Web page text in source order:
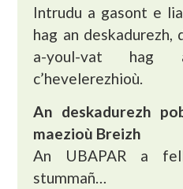
Intrudu a gasont e
hag an deskadurezh,
a-youl-vat hag
c’hevelerezhioù.
An deskadurezh
maezioù Breizh
An UBAPAR a
stummañ…